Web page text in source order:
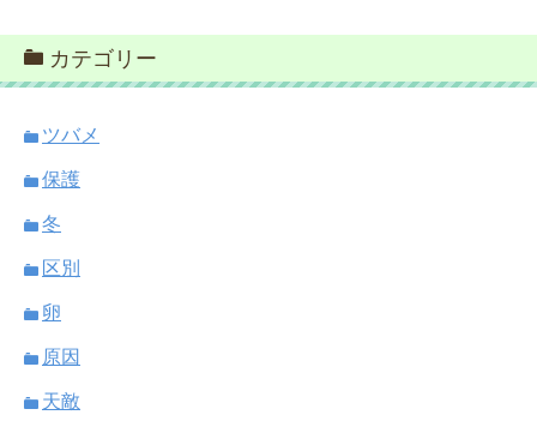
カテゴリー
ツバメ
保護
冬
区別
卵
原因
天敵